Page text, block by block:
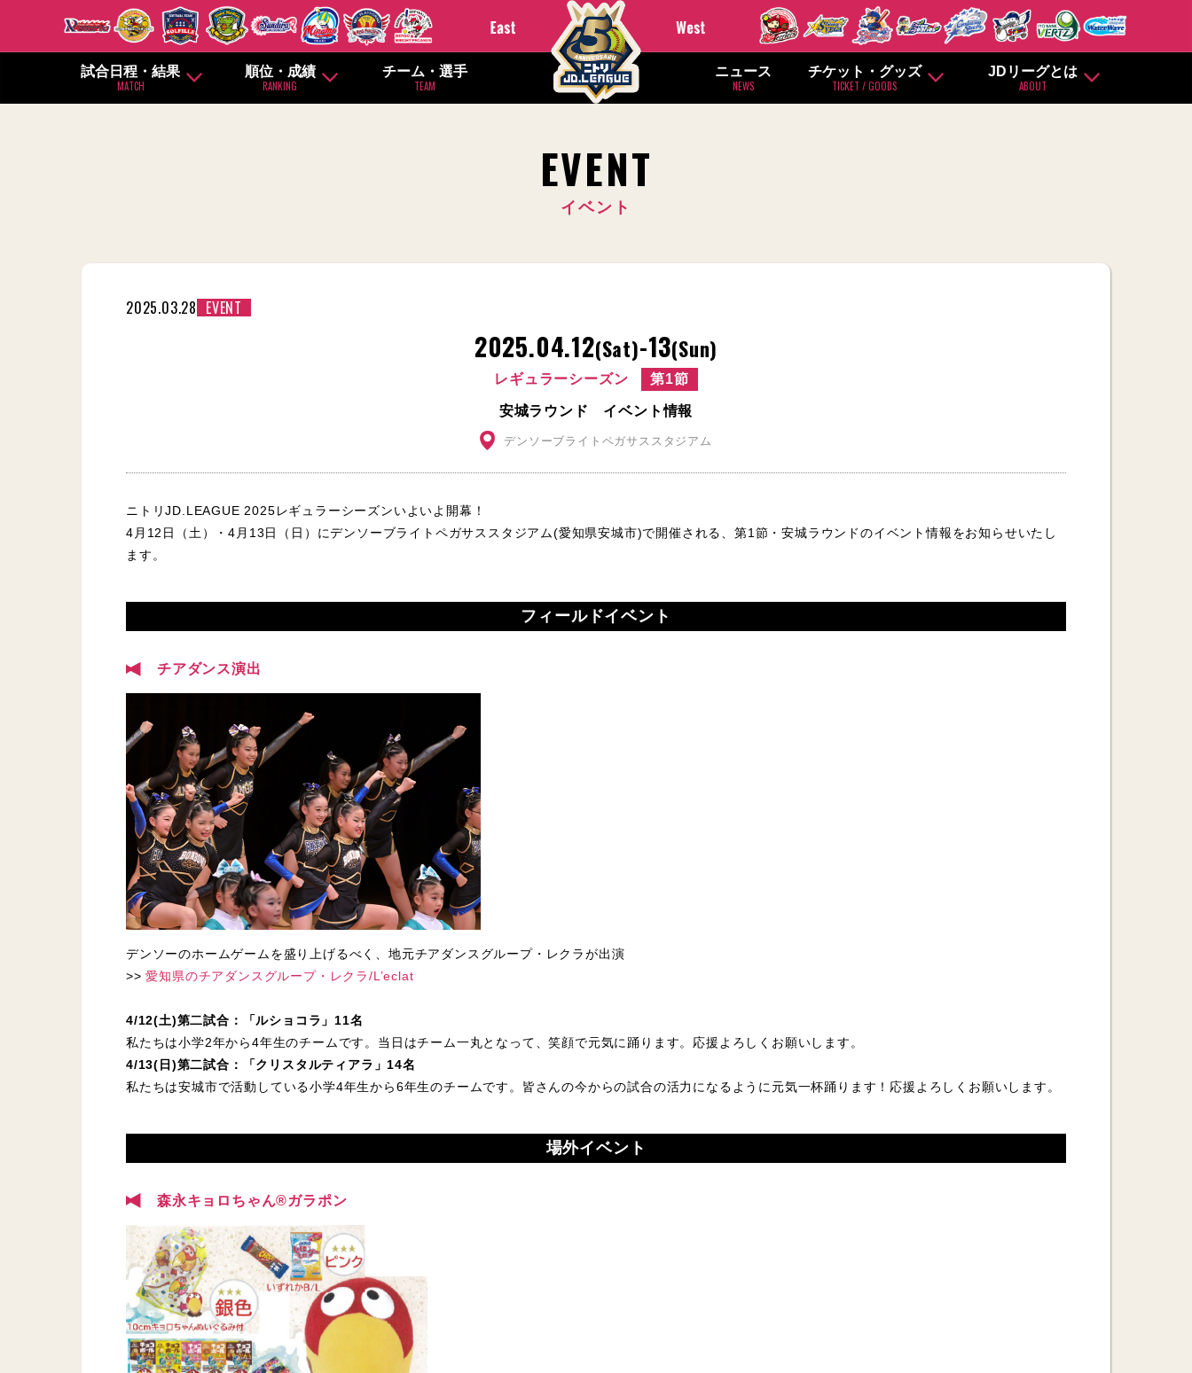
試合日程・結果
MATCH
順位・成績
RANKING
チーム・選手
TEAM
ニュース
NEWS
チケット・グッズ
TICKET / GOODS
JDリーグとは
ABOUT
EVENT
イベント
2025.03.28 EVENT
2025.04.12(Sat)-13(Sun)
レギュラーシーズン 第1節
安城ラウンド イベント情報
デンソーブライトペガサススタジアム
ニトリJD.LEAGUE 2025レギュラーシーズンいよいよ開幕！
4月12日（土）・4月13日（日）にデンソーブライトペガサススタジアム(愛知県安城市)で開催される、第1節・安城ラウンドのイベント情報をお知らせいたし
ます。
フィールドイベント
チアダンス演出
デンソーのホームゲームを盛り上げるべく、地元チアダンスグループ・レクラが出演
>>愛知県のチアダンスグループ・レクラ/L’eclat
4/12(土)第二試合：「ルショコラ」11名
私たちは小学2年から4年生のチームです。当日はチーム一丸となって、笑顔で元気に踊ります。応援よろしくお願いします。
4/13(日)第二試合：「クリスタルティアラ」14名
私たちは安城市で活動している小学4年生から6年生のチームです。皆さんの今からの試合の活力になるように元気一杯踊ります！応援よろしくお願いします。
場外イベント
森永キョロちゃん®ガラポン